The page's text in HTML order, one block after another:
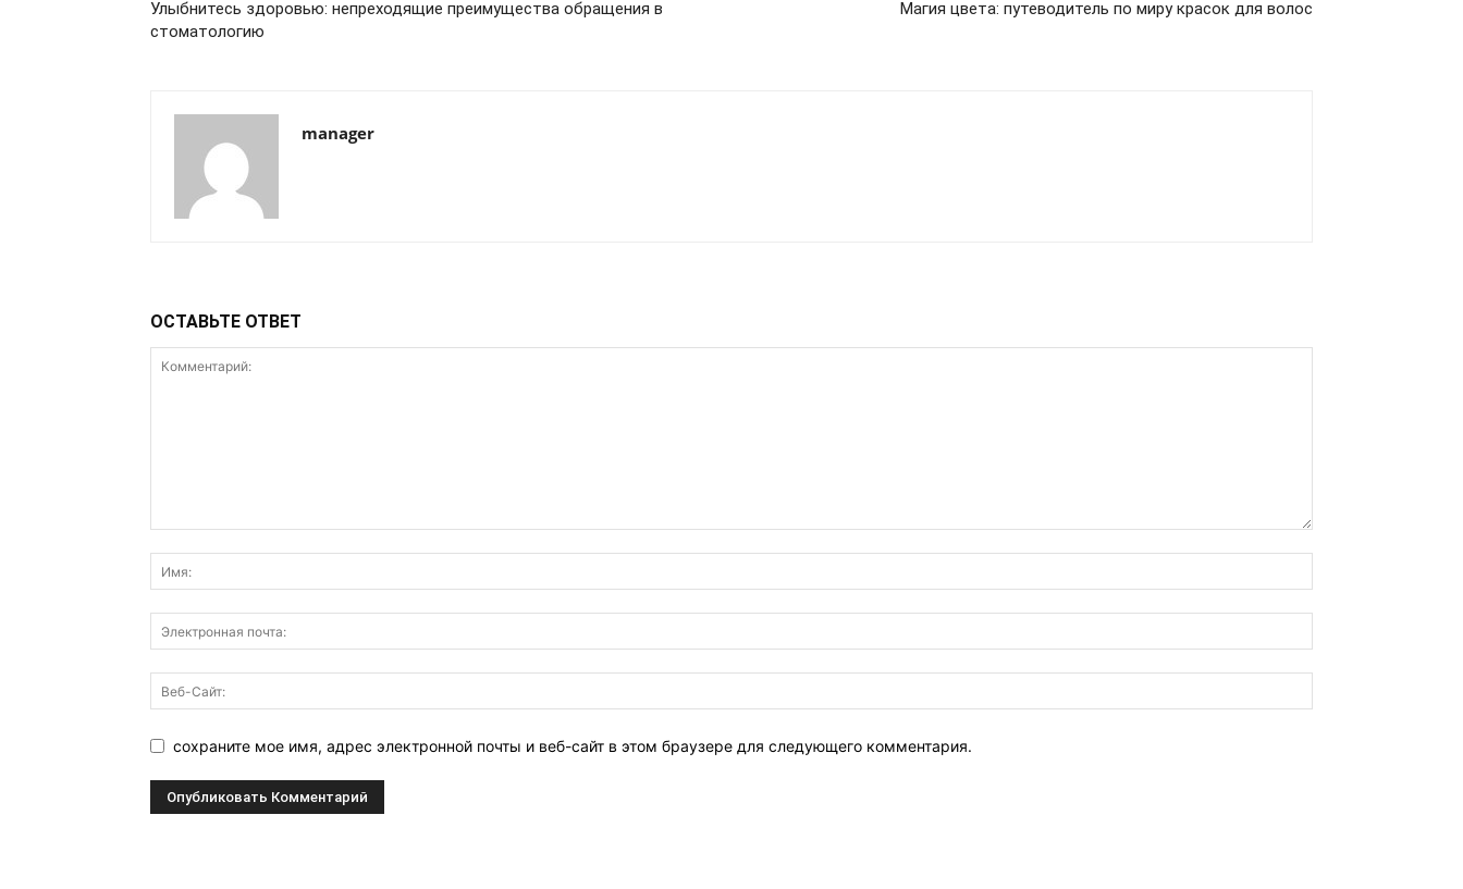
Улыбнитесь здоровью: непреходящие преимущества обращения в
стоматологию
Магия цвета: путеводитель по миру красок для волос
manager
ОСТАВЬТЕ ОТВЕТ
сохраните мое имя, адрес электронной почты и веб-сайт в этом браузере для следующего комментария.